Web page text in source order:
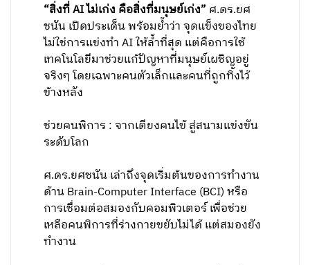
“สิ่งที่ AI ไม่เก่ง คือสิ่งที่มนุษย์เก่ง” ศ.ดร.ยศ
ชนัน เปิดประเด็น พร้อมย้ำว่า จุดแข็งของไทย
ไม่ใช่การแข่งทำ AI ให้ล้ำที่สุด แต่คือการใช้
เทคโนโลยีมาช่วยแก้ปัญหาที่มนุษย์เผชิญอยู่
จริงๆ โดยเฉพาะคนตัวเล็กและคนที่ถูกทิ้งไว้
ข้างหลัง
ช่วยคนพิการ : จากเตียงคนไข้ สู่สนามแข่งขัน
ระดับโลก
ศ.ดร.ยศชนัน เล่าถึงจุดเริ่มต้นของการทำงาน
ด้าน Brain-Computer Interface (BCI) หรือ
การเชื่อมต่อสมองกับคอมพิวเตอร์ เพื่อช่วย
เหลือคนพิการที่ร่างกายขยับไม่ได้ แต่สมองยัง
ทำงาน